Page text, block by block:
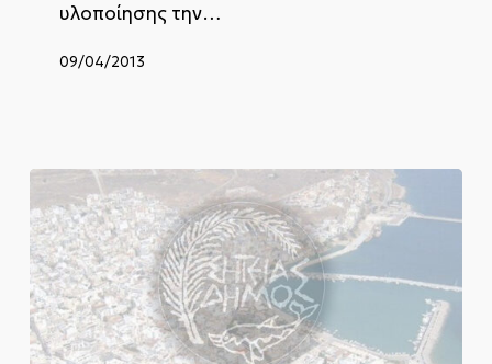
ίσες
απασχόλησης
αποκλεισμού»
υλοποίησης την…
09/04/2013